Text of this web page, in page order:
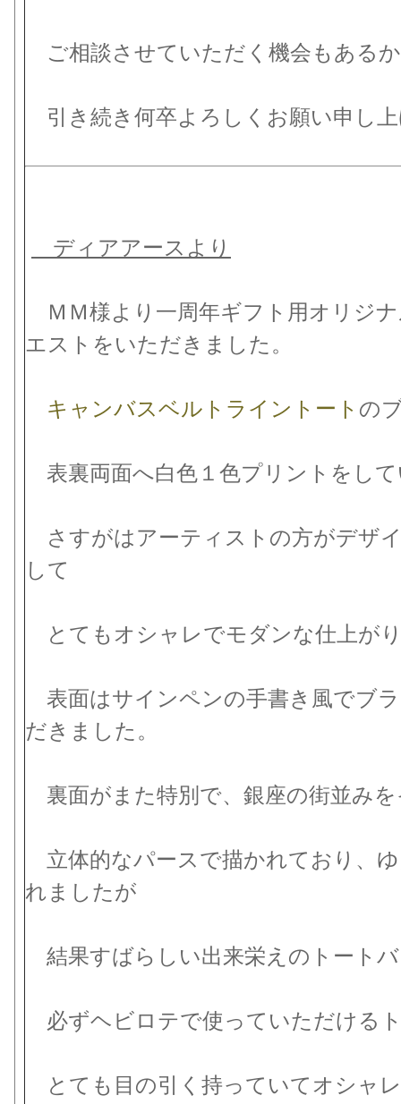
ご相談させていただく機会もある
引き続き何卒よろしくお願い申し
ディアアースより
ＭＭ様より一周年ギフト用オリジ
エストをいただきました。
キャンバスベルトライントート の
表裏両面へ白色１色プリントをし
さすがはアーティストの方がデザ
して
とてもオシャレでモダンな仕上が
表面はサインペンの手書き風でブ
だきました。
裏面がまた特別で、銀座の街並み
立体的なパースで描かれており、
れましたが
結果すばらしい出来栄えのトート
必ずヘビロテで使っていただける
とても目の引く持っていてオシャ